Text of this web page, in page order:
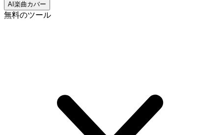
AI楽曲カバー
無料のツール